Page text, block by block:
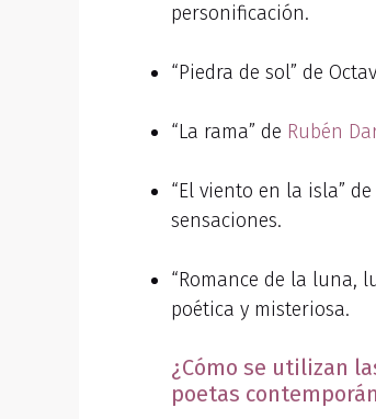
personificación.
“Piedra de sol” de
“La rama” de Rubén
“El viento en la isla”
sensaciones.
“Romance de la luna,
poética y misteriosa.
¿Cómo se utilizan
poetas